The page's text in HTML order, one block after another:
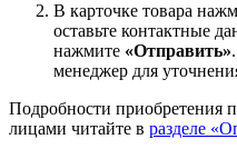
В карточке товара
оставьте контактные
нажмите «Отправить»
менеджер для
Подробности приобретения
лицами читайте в разделе